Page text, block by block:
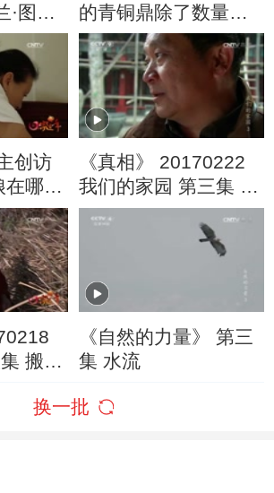
·图灵
码的
的青铜鼎除了数量让
人惊讶 其实还有器型
上的疑问
创访
在哪
《真相》 20170222
我们的家园 第三集 地
标
搬迁
《自然的力量》 第三
集 水流
换一批